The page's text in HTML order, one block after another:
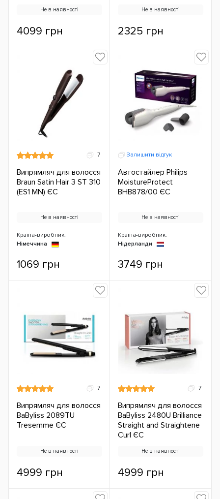
Не в наявності
4099 грн
Не в наявності
2325 грн
7
Випрямляч для волосся
Braun Satin Hair 3 ST 310
(ES1 MN) ЄС
Не в наявності
Країна-виробник:
Німеччина
1069 грн
Залишити відгук
Автостайлер Philips
MoistureProtect
BHB878/00 ЄС
Не в наявності
Країна-виробник:
Нідерланди
3749 грн
7
Випрямляч для волосся
BaByliss 2089TU
Tresemme ЄС
Не в наявності
4999 грн
7
Випрямляч для волосся
BaByliss 2480U Brilliance
Straight and Straightene
Curl ЄС
Не в наявності
4999 грн